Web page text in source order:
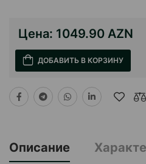
Цена: 1049.90 AZN
ДОБАВИТЬ В КОРЗИНУ
Описание